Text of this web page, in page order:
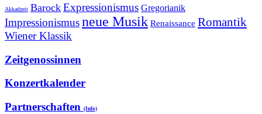
Akkadzeit Barock Expressionismus Gregorianik
Impressionismusneue Musik Renaissance Romantik
Wiener Klassik
Zeitgenossinnen
Konzertkalender
Partnerschaften (Info)